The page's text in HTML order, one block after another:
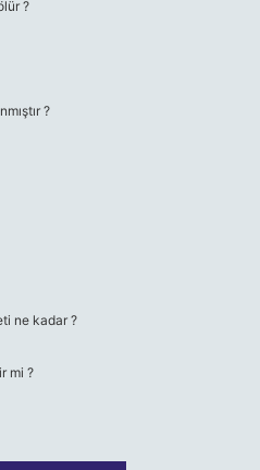
?
?
ne kadar ?
mi ?